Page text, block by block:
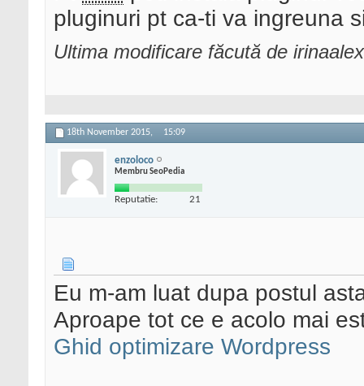
pluginuri pt ca-ti va ingreuna
Ultima modificare făcută de
18th November 2015, 15:09
enzoloco
Membru SeoPedia
Reputatie: 21
Eu m-am luat dupa postul
Aproape tot ce e acolo mai
Ghid optimizare Wordpress